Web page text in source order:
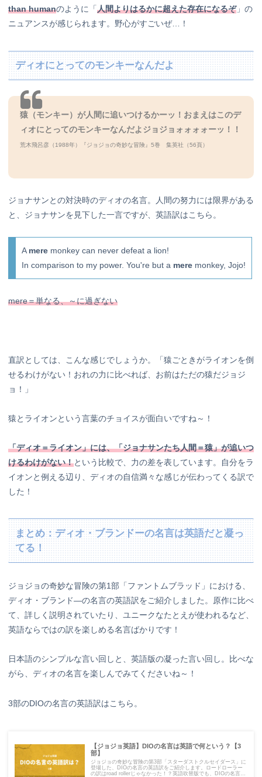
than humanのように「人間よりはるかに超えた存在になるぞ」の
ニュアンスが感じられます。野心がすごいぜ…！
ディオにとってのモンキーなんだよ
猿（モンキー）が人間に追いつけるかーッ！ おまえはこのデ
ィオにとってのモンキーなんだよジョジョォォォォーッ！！
荒木飛呂彦（1988年）『ジョジョの奇妙な冒険』5巻 集英社（56頁）
ジョナサンとの対決時のディオの名言。人間の努力には限界がある
と、ジョナサンを見下した一言ですが、英語訳はこちら。
A mere monkey can never defeat a lion!
In comparison to my power. You're but a mere monkey, Jojo!
mere＝単なる、～に過ぎない
直訳としては、こんな感じでしょうか。「猿ごときがライオンを倒
せるわけがない！おれの力に比べれば、お前はただの猿だジョジ
ョ！」
猿とライオンという言葉のチョイスが面白いですね～！
「ディオ＝ライオン」には、「ジョナサンたち人間＝猿」が追いつ
けるわけがない！という比較で、力の差を表しています。自分をラ
イオンと例える辺り、ディオの自信満々な感じが伝わってくる訳で
した！
まとめ：ディオ・ブランドーの名言は英語だと凝っ
てる！
ジョジョの奇妙な冒険の第1部「ファントムブラッド」における、
ディオ・ブランド―の名言の英語訳をご紹介しました。
原作に比べ
て、詳しく説明されていたり、ユニークなたとえが使われるなど、
英語ならではの訳を楽しめる名言ばかりです！
日本語のシンプルな言い回しと、英語版の凝った言い回し。比べな
がら、ディオの名言を楽しんでみてくださいね～！
3部のDIOの名言の英語訳はこちら。
【ジョジョ英語】DIOの名言は英語で何という？【3
部】
ジョジョの奇妙な冒険の第3部「スターダストクルセイダース」に
登場した、DIOの名言の英語訳をご紹介します。ロードローラー
の訳はroad rollerじゃなかった！？英語吹替版でも、DIOの名言の